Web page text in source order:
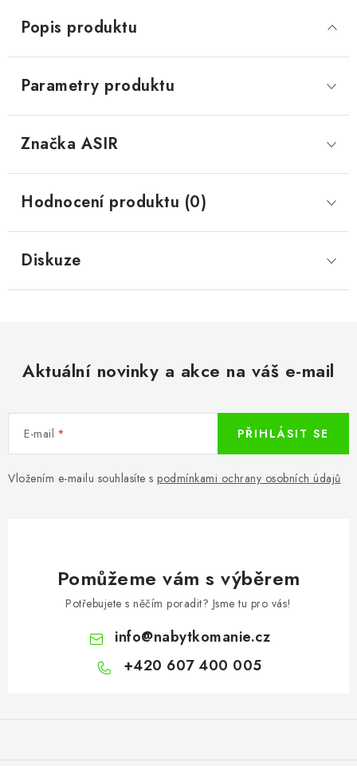
Popis produktu
Parametry produktu
Značka ASIR
Hodnocení produktu (0)
Diskuze
Aktuální novinky a akce na váš e-mail
E-mail
Vložením e-mailu souhlasíte s podmínkami ochrany osobních údajů
PŘIHLÁSIT SE
Pomůžeme vám s výběrem
Potřebujete s něčím poradit? Jsme tu pro vás!
info@nabytkomanie.cz
+420 607 400 005